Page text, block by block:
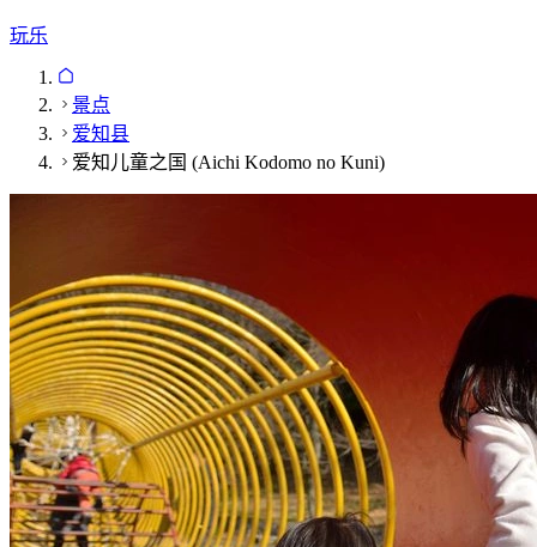
玩乐
景点
爱知县
爱知儿童之国 (Aichi Kodomo no Kuni)